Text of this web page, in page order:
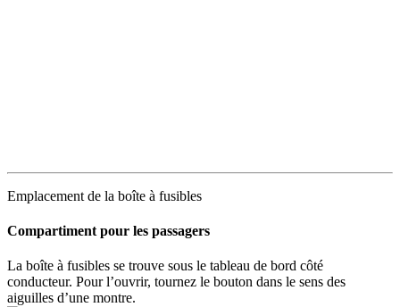
Emplacement de la boîte à fusibles
Compartiment pour les passagers
La boîte à fusibles se trouve sous le tableau de bord côté
conducteur. Pour l’ouvrir, tournez le bouton dans le sens des
aiguilles d’une montre.